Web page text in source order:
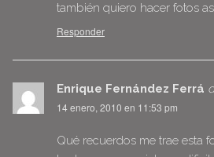
también quiero hacer fotos
Responder
Enrique Fernández Ferrá
14 enero, 2010 en 11:53 pm
Qué recuerdos me trae esta